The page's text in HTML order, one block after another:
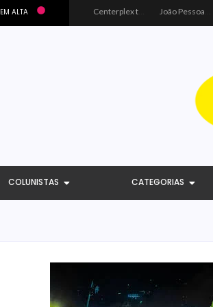
EM ALTAMicrodados do Enem 2025 confirmam o ISO Colégio e Cursos entre as quatro melhores escolas da PB Centerplex traz o combo mais aguardado dos oceanos para estreia de Moana João Pessoa recebe ação social do Sicredi e Visa para beneficiar crianças por meio do futebol
COLUNISTAS CATEGORIAS